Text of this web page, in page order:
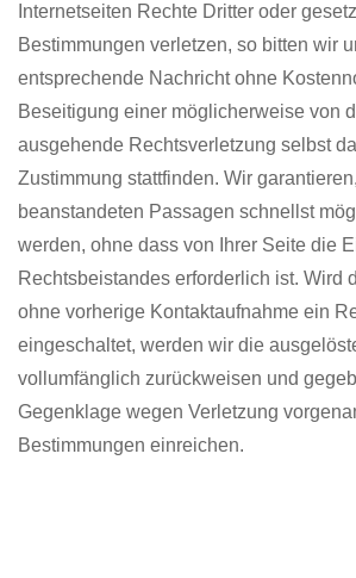
Internetseiten Rechte Dritter oder
Bestimmungen verletzen, so bitten wir
entsprechende Nachricht ohne
Beseitigung einer möglicherweise von
ausgehende Rechtsverletzung selbst
Zustimmung stattfinden. Wir
beanstandeten Passagen schnellst
werden, ohne dass von Ihrer Seite die
Rechtsbeistandes erforderlich ist. Wird
ohne vorherige Kontaktaufnahme ein
eingeschaltet, werden wir die
vollumfänglich zurückweisen und
Gegenklage wegen Verletzung
Bestimmungen einreichen.